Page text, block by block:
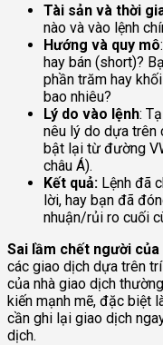
Tài sản và thời
nào và vào lệnh
Hướng và quy mô
hay bán (short)?
phần trăm hay
bao nhiêu?
Lý do vào lệnh:
nêu lý do dựa trên
bật lại từ đường
châu Á).
Kết quả: Lệnh đã
lời, hay bạn đã
nhuận/rủi ro cuối
Sai lầm chết người
các giao dịch dựa trên
của nhà giao dịch
kiến mạnh mẽ, đặc biệt
cần ghi lại giao dịch
dịch.